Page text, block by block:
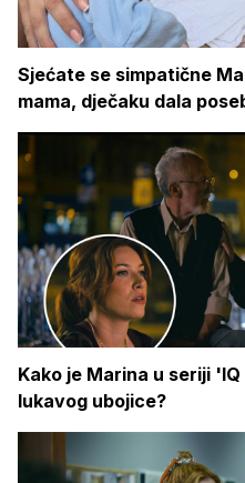
Sjećate se simpatične
mama, dječaku dala
Kako je Marina u seriji
lukavog ubojice?